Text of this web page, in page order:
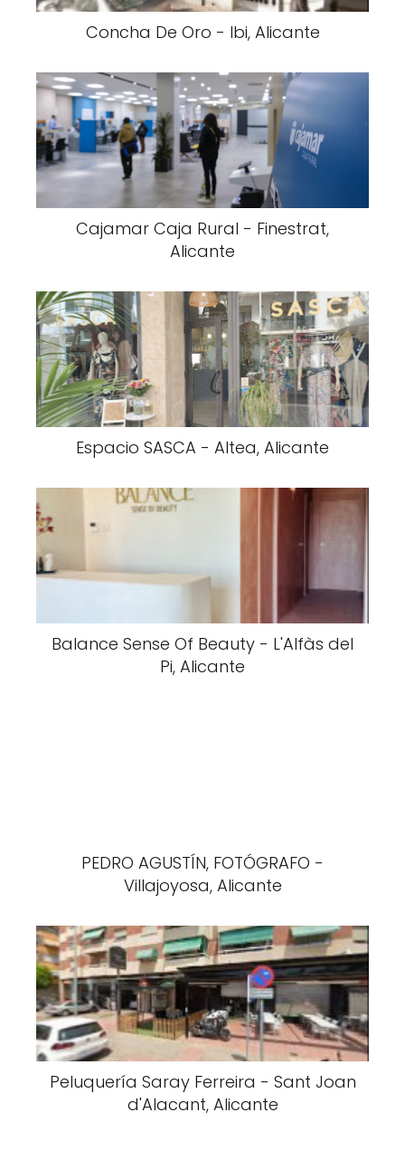
Concha De Oro - Ibi, Alicante
Cajamar Caja Rural - Finestrat,
Alicante
Espacio SASCA - Altea, Alicante
Balance Sense Of Beauty - L'Alfàs del
Pi, Alicante
PEDRO AGUSTÍN, FOTÓGRAFO -
Villajoyosa, Alicante
Peluquería Saray Ferreira - Sant Joan
d'Alacant, Alicante